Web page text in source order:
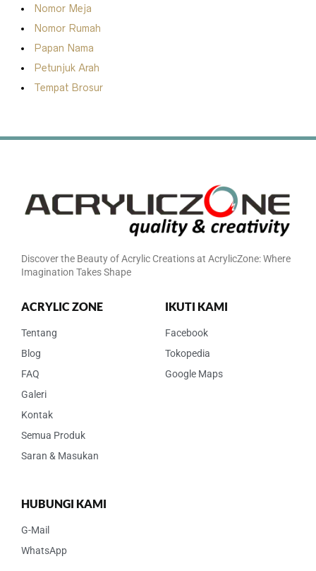
Nomor Meja
Nomor Rumah
Papan Nama
Petunjuk Arah
Tempat Brosur
Discover the Beauty of Acrylic Creations at AcrylicZone: Where
Imagination Takes Shape
ACRYLIC ZONE
Tentang
Blog
FAQ
Galeri
Kontak
Semua Produk
Saran & Masukan
IKUTI KAMI
Facebook
Tokopedia
Google Maps
HUBUNGI KAMI
G-Mail
WhatsApp